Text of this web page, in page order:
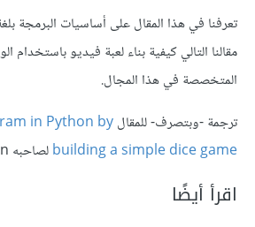
تعرفنا في هذا المقال على أساسيات البرمجة
مقالنا التالي كيفية بناء لعبة فيديو باستخدام
المتخصصة في هذا المجال.
ترجمة -وبتصرف- للمقالin Python by
building a simple dice gameلصاحبه Seth Kenlon.
اقرأ أيضًا